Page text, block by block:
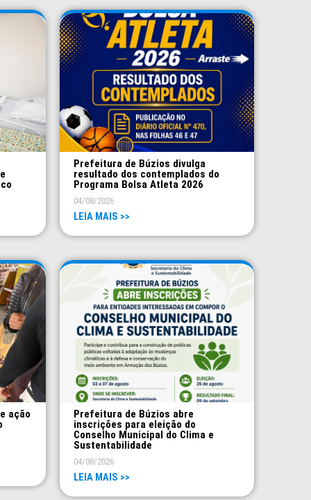
Prefeitura de Búzios divulga
resultado dos contemplados do
Programa Bolsa Atleta 2026
04/08/2026
LEIA MAIS >>
ação
Prefeitura de Búzios abre
inscrições para eleição do
Conselho Municipal do Clima e
Sustentabilidade
04/08/2026
LEIA MAIS >>